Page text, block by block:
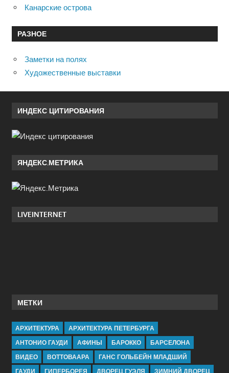
Канарские острова
РАЗНОЕ
Заметки на полях
Художественные выставки
ИНДЕКС ЦИТИРОВАНИЯ
ЯНДЕКС.МЕТРИКА
LIVEINTERNET
МЕТКИ
АРХИТЕКТУРА
АРХИТЕКТУРА ПЕТЕРБУРГА
АНТОНИО ГАУДИ
АФИНЫ БАРОККО
БАРСЕЛОНА
ВИДЕО
ВОТТОВААРА
ГАНС ГОЛЬБЕЙН МЛАДШИЙ
ГАУДИ
ГИПЕРБОРЕЯ ДВОРЕЦ ГУЭЛЯ ЗИМНИЙ ДВОРЕЦ